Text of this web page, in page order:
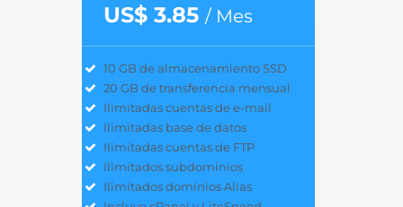
US$ 3.85 / Mes
10 GB de almacenamiento SSD
20 GB de transferencia mensual
Ilimitadas cuentas de e-mail
Ilimitadas base de datos
Ilimitadas cuentas de FTP
Ilimitados subdominios
Ilimitados dominios Alias